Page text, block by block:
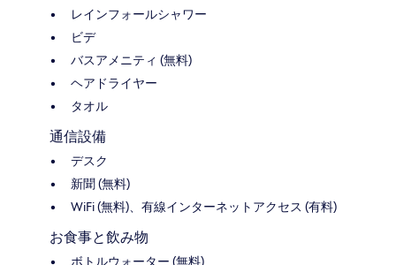
レインフォールシャワー
ビデ
バスアメニティ (無料)
ヘアドライヤー
タオル
通信設備
デスク
新聞 (無料)
WiFi (無料)、有線インターネットアクセス (有料)
お食事と飲み物
ボトルウォーター (無料)